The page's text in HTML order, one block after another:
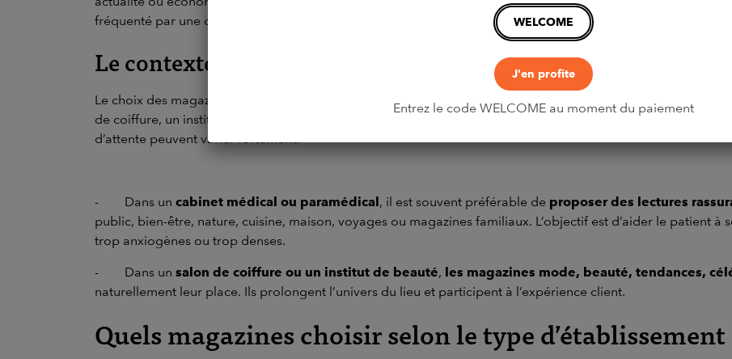
fréquenté par une clientèle professionnelle pourra proposer davantage de magazines d’actualité, de société
Le contexte de visite
Le choix des magazines dépend aussi beaucoup du lieu dans lequel ils sont proposés
. Une personne
de coiffure, un institut de beauté ou une étude notariale n’est
pas forcément dans le même état d’esprit.
d’attente peuvent varier fortement.
- Dans un cabinet médical ou paramédical, il est souvent préférable de proposer des lectures
public, bien-être, nature, cuisine, maison, voyages ou magazines familiaux. L’objectif est d’aider le patient
trop anxiogènes ou trop denses.
- Dans un salon de coiffure ou un institut de beauté, les magazines mode, beauté, tendances,
naturellement leur place. Ils prolongent l’univers du lieu et participent à l’expérience client.
Quels magazines choisir selon le type d’établissement
WELCOME
J'en profite
Entrez le code WELCOME au moment du paiement